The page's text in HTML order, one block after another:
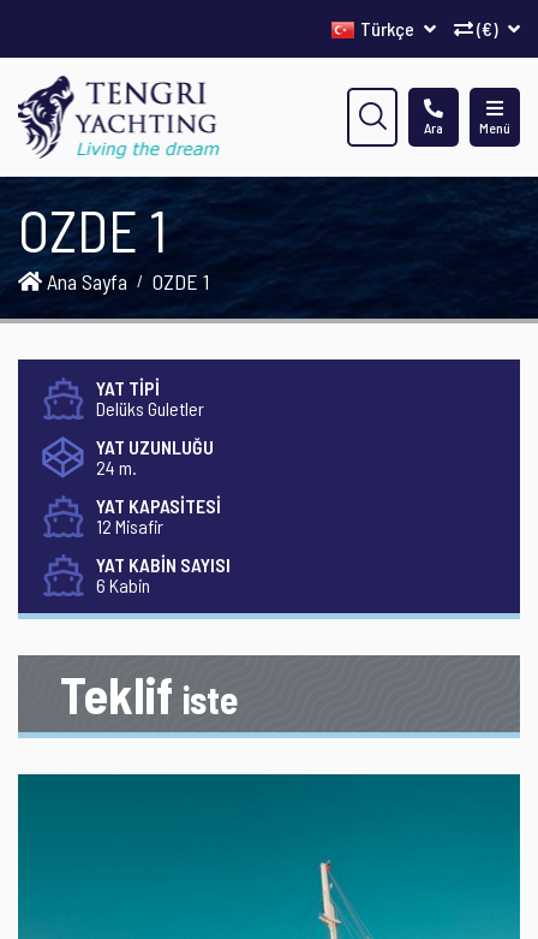
(€)
Türkçe
Menü
Ara
OZDE 1
Ana Sayfa OZDE 1
YAT TİPİ
Delüks Guletler
YAT UZUNLUĞU
24 m.
YAT KAPASİTESİ
12 Misafir
YAT KABİN SAYISI
6 Kabin
Teklif iste